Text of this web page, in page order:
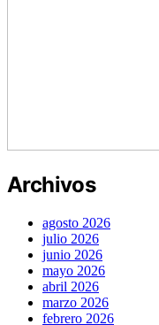
Archivos
agosto 2026
julio 2026
junio 2026
mayo 2026
abril 2026
marzo 2026
febrero 2026